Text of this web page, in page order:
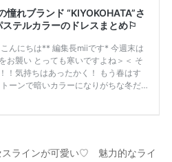
スラインが可愛い♡ 魅力的なライ